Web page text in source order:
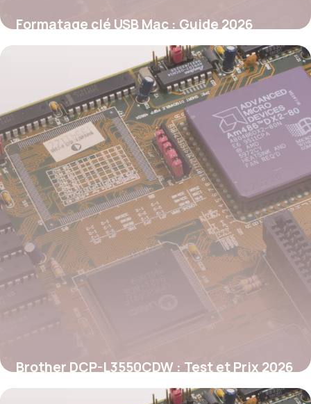
Formatage clé USB Mac : Guide 2026
26 mai 2026
Brother DCP-L3550CDW : Test et Prix 2026
25 mai 2026